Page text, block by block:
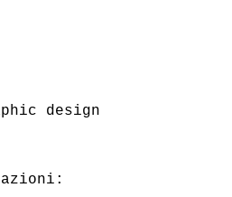
design